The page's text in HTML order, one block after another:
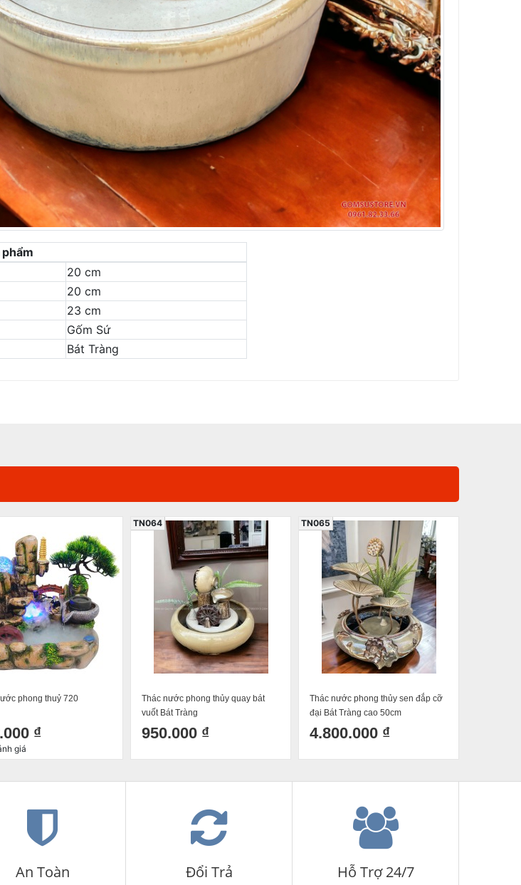
20 cm
20 cm
23 cm
Gốm Sứ
Bát Tràng
phong thuỷ 720
₫
giá
Thác nước phong thủy quay bát
vuốt Bát Tràng
950.000 ₫
TN064
Thác nước phong thủy sen đắp cỡ
đại Bát Tràng cao 50cm
4.800.000 ₫
TN065
An Toàn Đổi Trả Hỗ Trợ 24/7